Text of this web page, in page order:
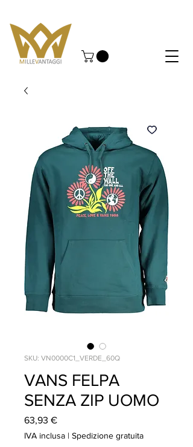
SKU: VN0000C1_VERDE_60Q
VANS FELPA
SENZA ZIP UOMO
63,93 €Prezzo
IVA inclusa | Spedizione gratuita